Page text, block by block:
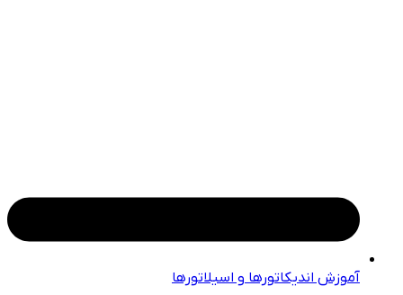
آموزش اندیکاتورها و اسیلاتورها